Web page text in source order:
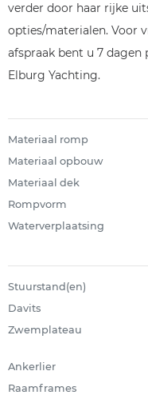
verder door haar rijke
opties/materialen. Voor
afspraak bent u 7
Elburg Yachting.
Materiaal romp
Materiaal opbouw
Materiaal dek
Rompvorm
Waterverplaatsing
Stuurstand(en)
Davits
Zwemplateau
Ankerlier
Raamframes